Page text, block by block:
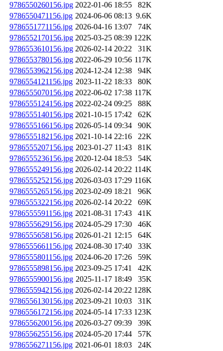
9786550260156.jpg 2022-01-06 18:55
82K
9786550471156.jpg 2024-06-06 08:13 9.6K
9786551771156.jpg 2026-04-16 13:07
74K
9786552170156.jpg 2025-03-25 08:39 122K
9786553610156.jpg 2026-02-14 20:22
31K
9786553780156.jpg 2022-06-29 10:56 117K
9786553962156.jpg 2024-12-24 12:38
94K
9786554121156.jpg 2023-11-22 18:33
80K
9786555070156.jpg 2022-06-02 17:38 117K
9786555124156.jpg 2022-02-24 09:25
88K
9786555140156.jpg 2021-10-15 17:42
62K
9786555166156.jpg 2026-05-14 09:34
90K
9786555182156.jpg 2021-10-14 22:16
22K
9786555207156.jpg 2023-01-27 11:43
81K
9786555236156.jpg 2020-12-04 18:53
54K
9786555249156.jpg 2026-02-14 20:22 114K
9786555252156.jpg 2026-03-03 17:29 116K
9786555265156.jpg 2023-02-09 18:21
96K
9786555322156.jpg 2026-02-14 20:22
69K
9786555591156.jpg 2021-08-31 17:43
41K
9786555629156.jpg 2024-05-29 17:30
46K
9786555658156.jpg 2026-01-21 12:15
64K
9786555661156.jpg 2024-08-30 17:40
33K
9786555801156.jpg 2024-06-20 17:26
59K
9786555898156.jpg 2023-09-25 17:41
42K
9786555900156.jpg 2025-11-17 18:49
35K
9786555942156.jpg 2026-02-14 20:22 128K
9786556130156.jpg 2023-09-21 10:03
31K
9786556172156.jpg 2024-05-14 17:33 123K
9786556200156.jpg 2026-03-27 09:39
39K
9786556255156.jpg 2024-05-20 17:44
57K
9786556271156.jpg 2021-06-01 18:03
24K